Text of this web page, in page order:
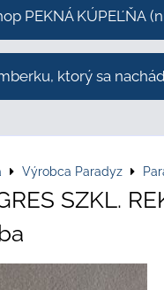
PEKNÁ KÚPEĽŇA
ktorý sa
Výrobca Paradyz
SZKL.